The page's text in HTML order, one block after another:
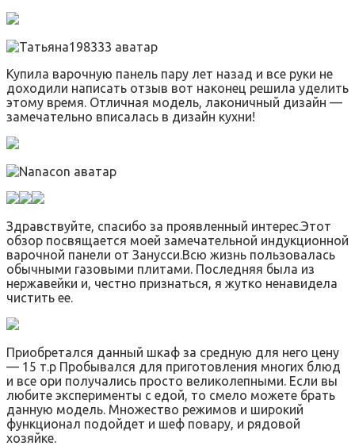
Купила варочную панель пару лет назад и все руки не
доходили написать отзыв вот наконец решила уделить
этому время. Отличная модель, лаконичный дизайн —
замечательно вписалась в дизайн кухни!
Здравствуйте, спасибо за проявленный интерес.Этот
обзор посвящается моей замечательной индукционной
варочной панели от Занусси.Всю жизнь пользовалась
обычными газовыми плитами. Последняя была из
нержавейки и, честно признаться, я жутко ненавидела
чистить ее.
Приобретался данный шкаф за средную для него цену
— 15 т.р Пробывался для приготовления многих блюд
и все ори получались просто великолепными. Если вы
любите эксперименты с едой, то смело можете брать
данную модель. Множество режимов и широкий
функционал подойдет и шеф повару, и рядовой
хозяйке.